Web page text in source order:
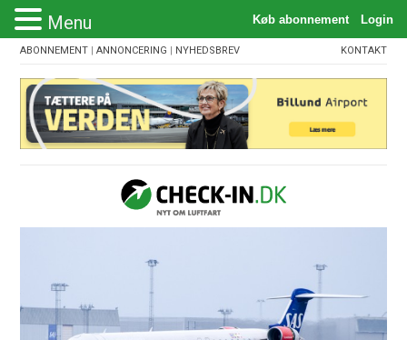
ABONNEMENT |ANNONCERING | NYHEDSBREV KONTAKT
Menu